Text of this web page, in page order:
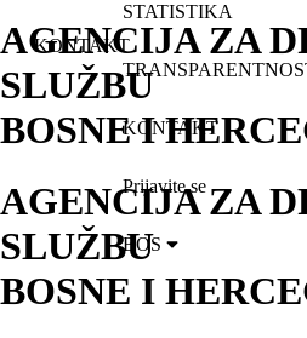
KONTAKT
AGENCIJA ZA
SLUŽBU
BOSNE I
AGENCIJA ZA
SLUŽBU
BOSNE I
STATISTIKA
KONTAKT
Prijavite se
BOS